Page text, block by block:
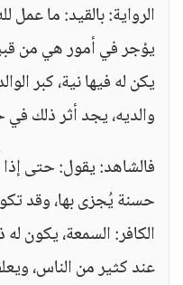
الرواية: بالقيد: ما عمل
يؤجر في أمور هي من
يكن له فيها نية، كبر
والديه، يجد أثر ذلك
فالشاهد: يقول: حتى إذا
حسنة يُجزى بها، وقد
الكافر: السمعة، يكون
عند كثير من الناس،